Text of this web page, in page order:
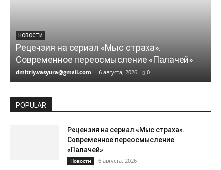
НОВОСТИ
Рецензия на сериал «Мыс страха».
Современное переосмысление «Палачей»
dmitriy.vasyura@gmail.com - 6 августа, 2026 0
POPULAR
Рецензия на сериал «Мыс страха».
Современное переосмысление
«Палачей»
Новости 6 августа, 2026